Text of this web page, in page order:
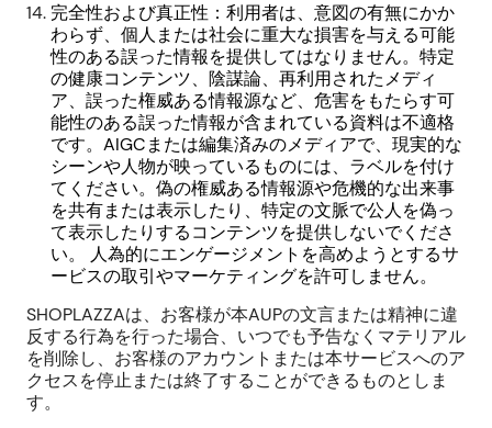
完全性および真正性：利用者は、意図の有無にかか
わらず、個人または社会に重大な損害を与える可能
性のある誤った情報を提供してはなりません。特定
の健康コンテンツ、陰謀論、再利用されたメディ
ア、誤った権威ある情報源など、危害をもたらす可
能性のある誤った情報が含まれている資料は不適格
です。AIGCまたは編集済みのメディアで、現実的な
シーンや人物が映っているものには、ラベルを付け
てください。偽の権威ある情報源や危機的な出来事
を共有または表示したり、特定の文脈で公人を偽っ
て表示したりするコンテンツを提供しないでくださ
い。 人為的にエンゲージメントを高めようとするサ
ービスの取引やマーケティングを許可しません。
SHOPLAZZAは、お客様が本AUPの文言または精神に違
反する行為を行った場合、いつでも予告なくマテリアル
を削除し、お客様のアカウントまたは本サービスへのア
クセスを停止または終了することができるものとしま
す。